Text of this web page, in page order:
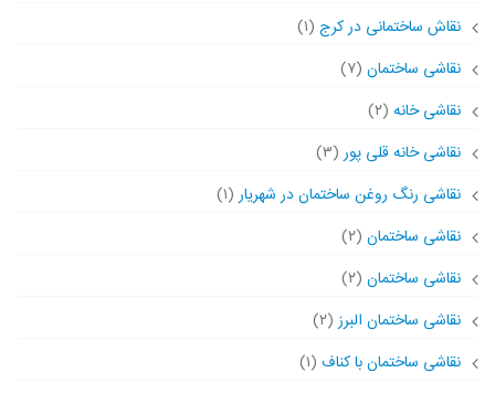
نقاش ساختمانی در کرج (۱)
نقاشی ساختمان (۷)
نقاشی خانه (۲)
نقاشی خانه قلی پور (۳)
نقاشی رنگ روغن ساختمان در شهریار (۱)
نقاشی ساختمان (۲)
نقاشی ساختمان (۲)
نقاشی ساختمان البرز (۲)
نقاشی ساختمان با کناف (۱)